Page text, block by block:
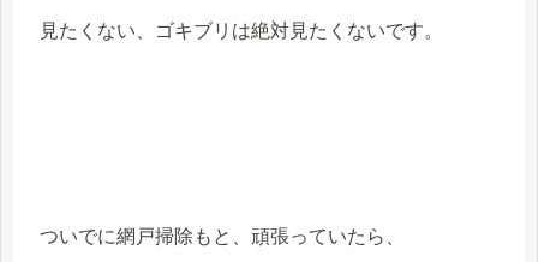
見たくない、ゴキブリは絶対見たくないです。
ついでに網戸掃除もと、頑張っていたら、